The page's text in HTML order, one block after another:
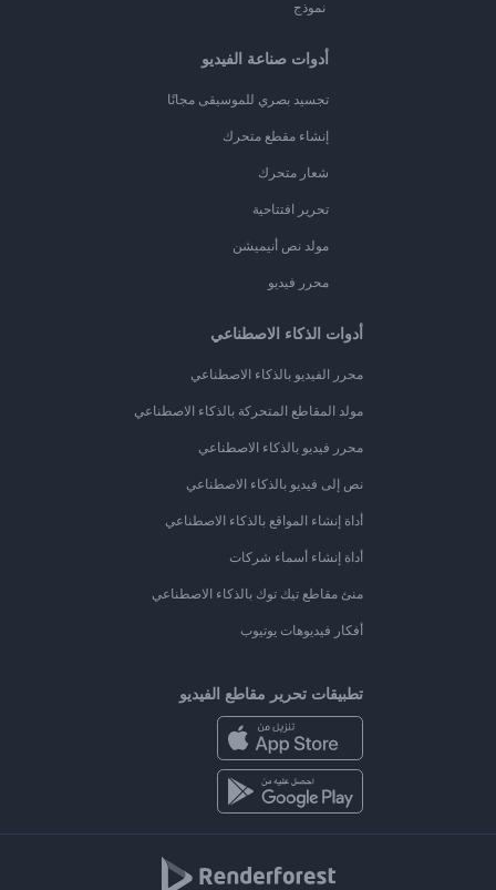
نموذج
أدوات صناعة الفيديو
تجسيد بصري للموسيقى مجانًا
إنشاء مقطع متحرك
شعار متحرك
تحرير افتتاحية
مولد نص أنيميشن
محرر فيديو
أدوات الذكاء الاصطناعي
محرر الفيديو بالذكاء الاصطناعي
مولد المقاطع المتحركة بالذكاء الاصطناعي
محرر فيديو بالذكاء الاصطناعي
نص إلى فيديو بالذكاء الاصطناعي
أداة إنشاء المواقع بالذكاء الاصطناعي
أداة إنشاء أسماء شركات
منئ مقاطع تيك توك بالذكاء الاصطناعي
أفكار فيديوهات يوتيوب
تطبيقات تحرير مقاطع الفيديو